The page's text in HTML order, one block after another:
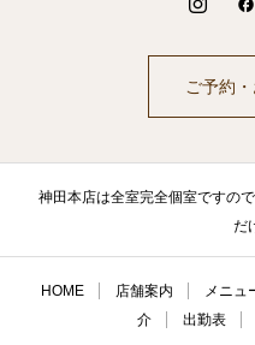
ご予約
神田本店は全室完全個室ですの
だ
HOME 店舗案内 メニュ
介
出勤表